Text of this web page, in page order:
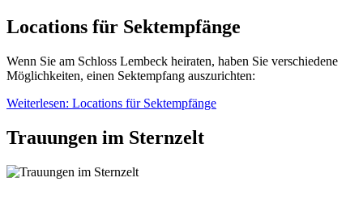
Locations für Sektempfänge
Wenn Sie am Schloss Lembeck heiraten, haben Sie verschiedene
Möglichkeiten, einen Sektempfang auszurichten:
Weiterlesen: Locations für Sektempfänge
Trauungen im Sternzelt